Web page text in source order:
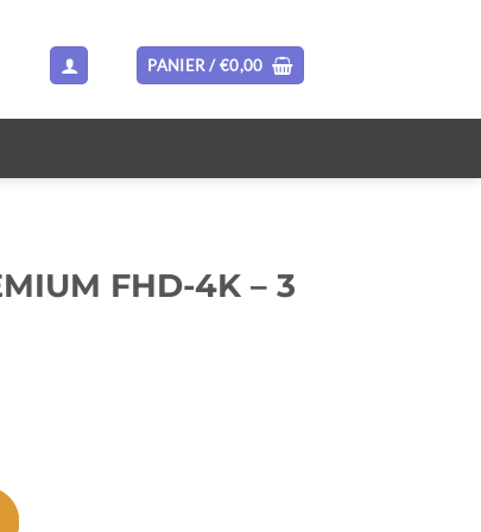
PANIER /€0,00
FHD-4K – 3